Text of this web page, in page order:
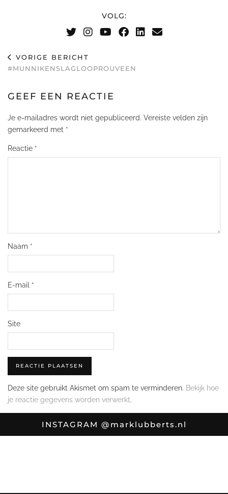
VOLG:
VORIGE BERICHT
#MUNNIKENSLAGLOOPROUVEEN
GEEF EEN REACTIE
Je e-mailadres wordt niet gepubliceerd. Vereiste velden zijn
gemarkeerd met *
Reactie *
Naam *
E-mail *
Site
Deze site gebruikt Akismet om spam te verminderen. Bekijk hoe
je reactie gegevens worden verwerkt.
INSTAGRAM @marklubberts.nl